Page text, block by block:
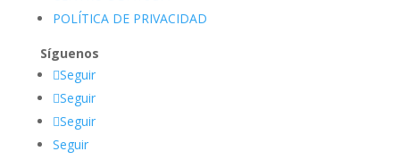
POLÍTICA DE PRIVACIDAD
Síguenos
Seguir
Seguir
Seguir
Seguir